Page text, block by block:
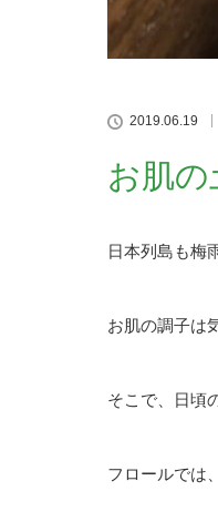
2019.06.19
お肌
日本列島も梅
お肌の調子は
そこで、日頃
フロールでは